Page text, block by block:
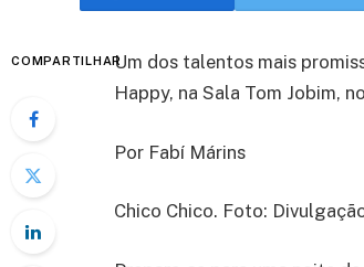
COMPARTILHARUm dos talentos mais
Happy, na Sala Tom Jobim,
Por Fabí Márins
Chico Chico. Foto: